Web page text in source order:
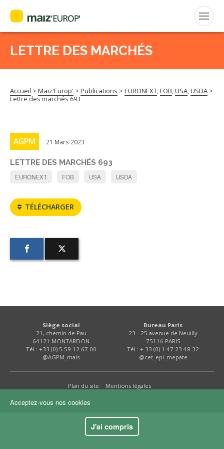
Rechercher
:
MAIZ’EUROP’
AGPM MAÏS DOUX
AGPM MAÏS SEMENCE
CEPM
EMPLOI
LETTRE DES MARCHÉS
Accueil > Maiz'Europ' > Publications > EURONEXT,FOB,USA,USDA >
Lettre des marchés 693
AGPM 21 Mars 2023
LETTRE DES MARCHÉS 693
EURONEXT FOB USA USDA
TÉLÉCHARGER
Siège social
21, chemin de Pau
64121 MONTARDON
Tél : +33 (0) 5 59 12 67 00
@AGPM_mais
Bureau Paris
23 - 25 avenue de Neuilly
75116 PARIS
Tél : + 33 (0) 1 47 23 48 32
@cet_epi_mepate
Plan du site Mentions légales
Acceptez-vous nos cookies
J'ai compris